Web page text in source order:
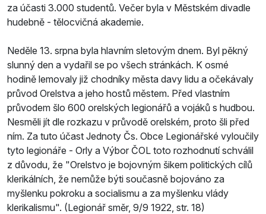
za účasti 3.000 studentů. Večer byla v Městském divadle
hudebně - tělocvičná akademie.
Neděle 13. srpna byla hlavním sletovým dnem. Byl pěkný
slunný den a vydařil se po všech stránkách. K osmé
hodině lemovaly již chodníky města davy lidu a očekávaly
průvod Orelstva a jeho hostů městem. Před vlastním
průvodem šlo 600 orelských legionářů a vojáků s hudbou.
Nesměli jít dle rozkazu v průvodě orelském, proto šli před
ním. Za tuto účast Jednoty Čs. Obce Legionářské vyloučily
tyto legionáře - Orly a Výbor ČOL toto rozhodnutí schválil
z důvodu, že "Orelstvo je bojovným šikem politických cílů
klerikálních, že nemůže býti současně bojováno za
myšlenku pokroku a socialismu a za myšlenku vlády
klerikalismu". (Legionář směr, 9/9 1922, str. 18)